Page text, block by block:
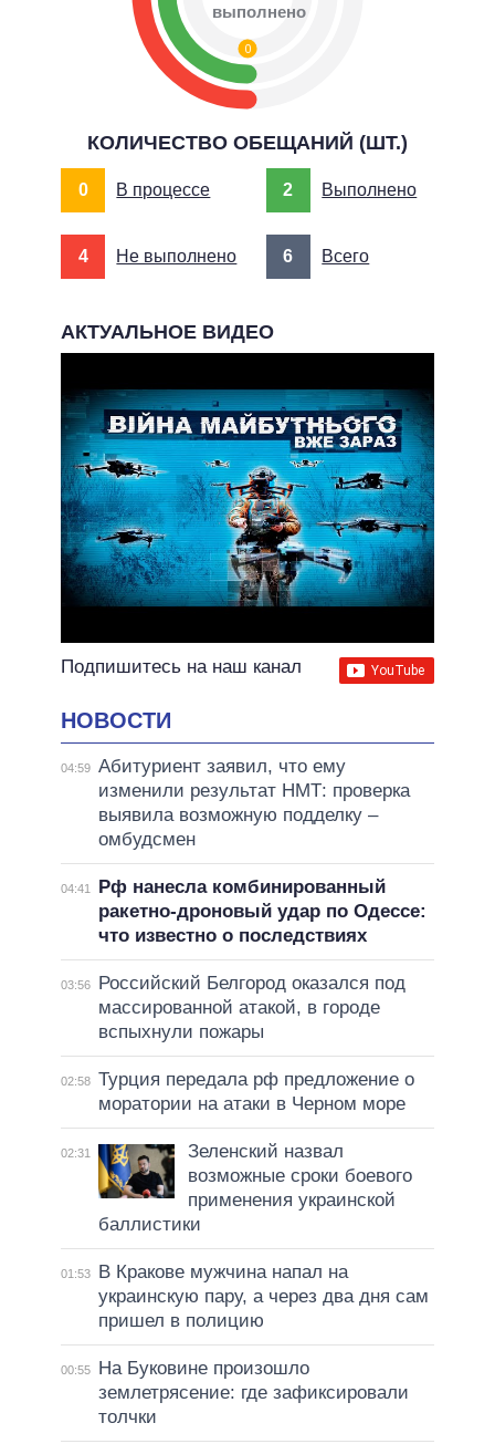
0
выполнено
КОЛИЧЕСТВО ОБЕЩАНИЙ (ШТ.)
0 В процессе 2 Выполнено
4 Не выполнено 6 Всего
АКТУАЛЬНОЕ ВИДЕО
Подпишитесь на наш канал
НОВОСТИ
04:59 Абитуриент заявил, что ему
изменили результат НМТ: проверка
выявила возможную подделку –
омбудсмен
04:41
Рф нанесла комбинированный
ракетно-дроновый удар по Одессе:
что известно о последствиях
03:56
Российский Белгород оказался под
массированной атакой, в городе
вспыхнули пожары
02:58 Турция передала рф предложение о
моратории на атаки в Черном море
02:31
Зеленский назвал
возможные сроки боевого
применения украинской
баллистики
01:53
В Кракове мужчина напал на
украинскую пару, а через два дня сам
пришел в полицию
00:55
На Буковине произошло
землетрясение: где зафиксировали
толчки